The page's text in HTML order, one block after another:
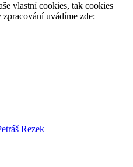
vlastní cookies, tak cookies
uvádíme zde:
Rezek